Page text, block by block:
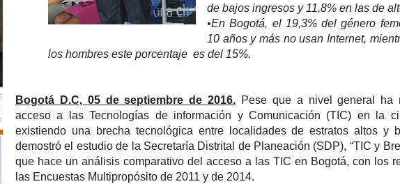
de bajos ingresos y 11,8% en las de
•En Bogotá, el 19,3% del género
10 años y más no usan Internet,
los hombres este porcentaje es del 15%.
Bogotá D.C, 05 de septiembre de 2016. Pese que a nivel general ha
acceso a las Tecnologías de información y Comunicación (TIC) en la
existiendo una brecha tecnológica entre localidades de estratos altos y
demostró el estudio de la Secretaría Distrital de Planeación (SDP), “TIC y
que hace un análisis comparativo del acceso a las TIC en Bogotá, con los
las Encuestas Multipropósito de 2011 y de 2014.